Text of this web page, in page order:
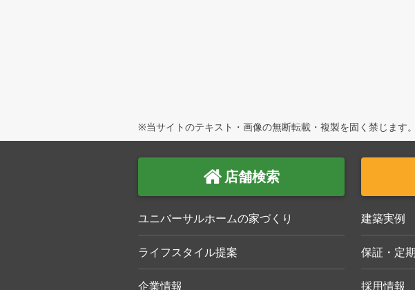
※当サイトのテキスト・画像の無断転載・複製を固く禁じます
店舗検索
ユニバーサルホームの家づくり 建築実例
ライフスタイル提案 保証・定
企業情報 採用情報